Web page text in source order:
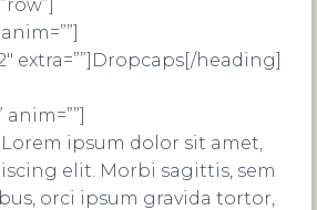
extra=””]Dropcaps[/heading]
anim=””]
ipsum dolor sit amet,
elit. Morbi sagittis, sem
orci ipsum gravida tortor,